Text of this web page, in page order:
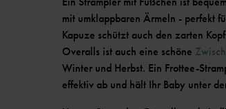
mit umklappbaren Ärmeln - perfekt
Kapuze schützt auch den zarten
Overalls ist auch eine schöne
Winter und Herbst. Ein Frottee-
effektiv ab und hält Ihr Baby unter